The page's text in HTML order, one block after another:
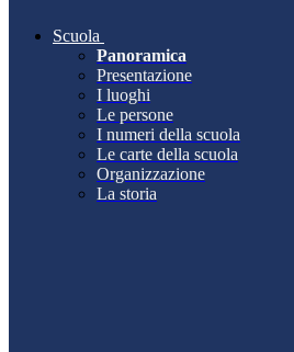
Scuola
Panoramica
Presentazione
I luoghi
Le persone
I numeri della scuola
Le carte della scuola
Organizzazione
La storia